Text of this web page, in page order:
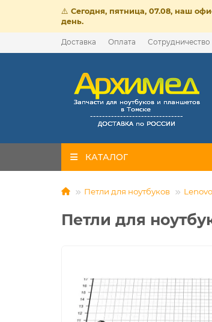
⚠️ Сегодня, пятница, 07.08, наш
день.
Доставка Оплата Сотрудничество
КАТАЛОГ
Петли для ноутбуков Lenovo
Петли для